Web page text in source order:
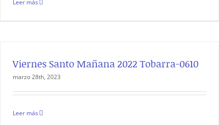
Leer más
Viernes Santo Mañana 2022 Tobarra-0610
marzo 28th, 2023
Leer más